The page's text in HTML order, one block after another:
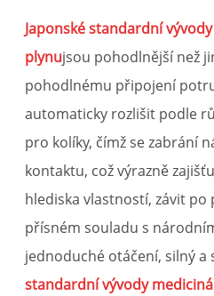
Japonské standardní
plynujsou pohodlnější než
pohodlnému připojení
automaticky rozlišit podle
pro kolíky, čímž se zabrání
kontaktu, což výrazně
hlediska vlastností, závit po
přísném souladu s
jednoduché otáčení, silný a
standardní vývody